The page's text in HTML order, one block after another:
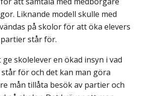
Liknande modell skulle med
på skolor för att öka elevers
står för.
skolelever en ökad insyn i vad
för och det kan man göra
mån tillåta besök av partier och